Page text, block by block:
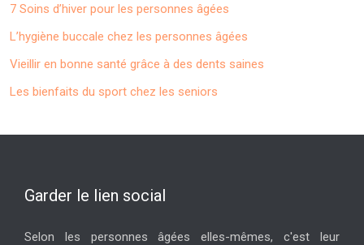
7 Soins d’hiver pour les personnes âgées
L’hygiène buccale chez les personnes âgées
Vieillir en bonne santé grâce à des dents saines
Les bienfaits du sport chez les seniors
Garder le lien social
Selon les personnes âgées elles-mêmes, c'est leur